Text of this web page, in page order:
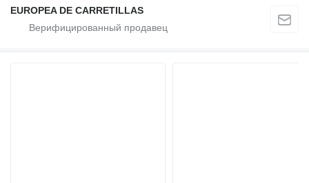
EUROPEA DE CARRETILLAS